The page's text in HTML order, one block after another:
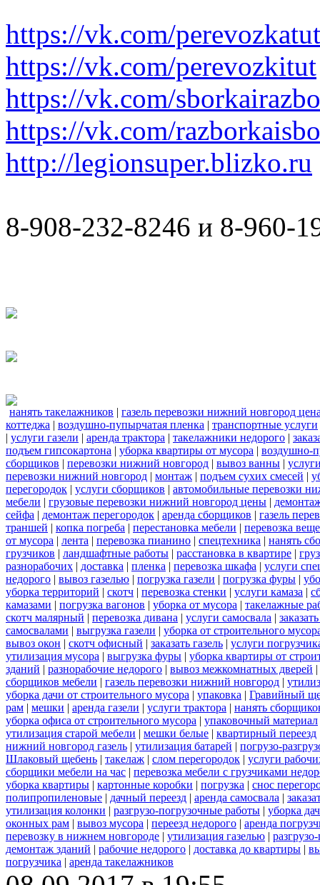
https://vk.com/perevozkatut
https://vk.com/perevozkitut
https://vk.com/
https://vk.com/
http://legionsuper.blizko.ru
8-908-232-8246 и 8-960-
нанять такелажников | газель перевозки нижний новгород
коттеджа | воздушно-пупырчатая пленка | транспортные услуги
| услуги газели | аренда трактора | такелажники недорого |
подъем гипсокартона | уборка квартиры от мусора | воздушно-
сборщиков | перевозки нижний новгород | вывоз ванны |
перевозки нижний новгород | монтаж | подъем сухих смесей |
перегородок | услуги сборщиков | автомобильные перевозки
мебели | грузовые перевозки нижний новгород цены |
сейфа | демонтаж перегородок | аренда сборщиков | газель
траншей | копка погреба | перестановка мебели | перевозка
от мусора | лента | перевозка пианино | спецтехника | нанять
грузчиков | ландшафтные работы | расстановка в квартире |
разнорабочих | доставка | пленка | перевозка шкафа | услуги
недорого | вывоз газелью | погрузка газели | погрузка фуры |
уборка территорий | скотч | перевозка стенки | услуги камаза |
камазами | погрузка вагонов | уборка от мусора | такелажные
скотч малярный | перевозка дивана | услуги самосвала |
самосвалами | выгрузка газели | уборка от строительного
вывоз окон | скотч офисный | заказать газель | услуги
утилизация мусора | выгрузка фуры | уборка квартиры от
зданий | разнорабочие недорого | вывоз межкомнатных дверей |
сборщиков мебели | газель перевозки нижний новгород |
уборка дачи от строительного мусора | упаковка | Гравийный
рам | мешки | аренда газели | услуги трактора | нанять
уборка офиса от строительного мусора | упаковочный материал
утилизация старой мебели | мешки белые | квартирный переезд
нижний новгород газель | утилизация батарей | погрузо-
Шлаковый щебень | такелаж | слом перегородок | услуги
сборщики мебели на час | перевозка мебели с грузчиками
уборка квартиры | картонные коробки | погрузка | снос
полипропиленовые | дачный переезд | аренда самосвала |
утилизация колонки | разгрузо-погрузочные работы | уборка
оконных рам | вывоз мусора | переезд недорого | аренда
перевозку в нижнем новгороде | утилизация газелью |
демонтаж зданий | рабочие недорого | доставка до квартиры |
погрузчика | аренда такелажников